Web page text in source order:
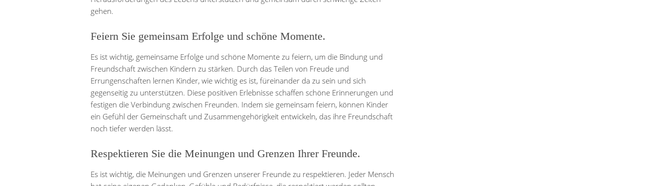
gehen.
Feiern Sie gemeinsam Erfolge und schöne Momente.
Es ist wichtig, gemeinsame Erfolge und schöne Momente zu feiern, um die Bindung und
Freundschaft zwischen Kindern zu stärken. Durch das Teilen von Freude und
Errungenschaften lernen Kinder, wie wichtig es ist, füreinander da zu sein und sich
gegenseitig zu unterstützen. Diese positiven Erlebnisse schaffen schöne Erinnerungen und
festigen die Verbindung zwischen Freunden. Indem sie gemeinsam feiern, können Kinder
ein Gefühl der Gemeinschaft und Zusammengehörigkeit entwickeln, das ihre Freundschaft
noch tiefer werden lässt.
Respektieren Sie die Meinungen und Grenzen Ihrer Freunde.
Es ist wichtig, die Meinungen und Grenzen unserer Freunde zu respektieren. Jeder Mensch